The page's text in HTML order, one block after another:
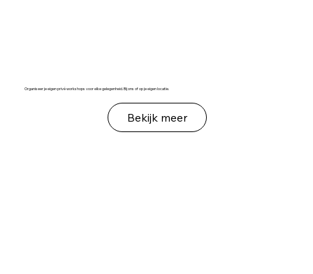
Organiseer je eigen privé workshops voor elke gelegenheid. Bij ons of op je eigen locatie.
Bekijk meer